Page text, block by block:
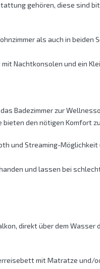
gehören, diese sind
als auch in beiden
Nachtkonsolen und ein
Badezimmer zur
bieten den nötigen Komfort
und Streaming-
und lassen bei
direkt über dem Wasser
mit Matratze und/